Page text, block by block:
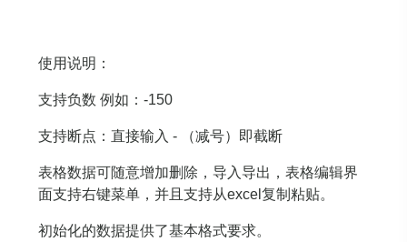
使用说明：
支持负数 例如：-150
支持断点：直接输入 - （减号）即截断
表格数据可随意增加删除，导入导出，表格编辑界
面支持右键菜单，并且支持从excel复制粘贴。
初始化的数据提供了基本格式要求。